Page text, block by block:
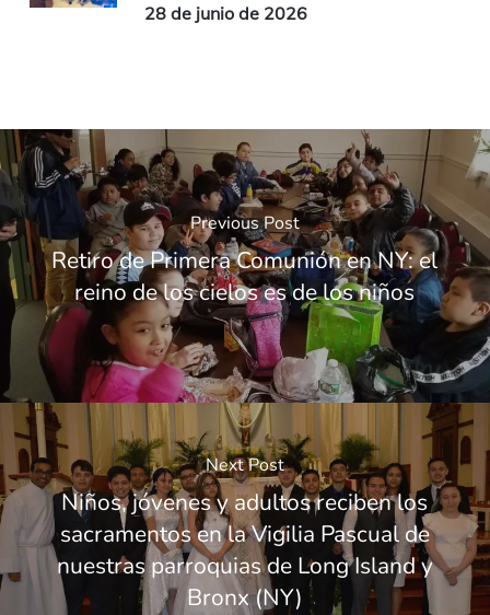
28 de junio de 2026
Previous Post
Retiro de Primera Comunión en NY: el
reino de los cielos es de los niños
Next Post
Niños, jóvenes y adultos reciben los
sacramentos en la Vigilia Pascual de
nuestras parroquias de Long Island y
Bronx (NY)